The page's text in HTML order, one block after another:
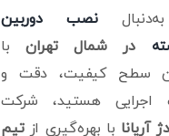
نصب دوربین
در شمال تهرانبا
سطح کیفیت، دقت و
اجرایی هستید، شرکت
آریانا با بهره‌گیری ازتیم